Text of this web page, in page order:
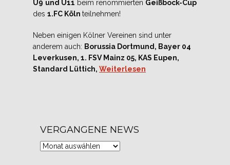
U9 und U11 beim renommierten Geißbock-Cup
des 1.FC Köln teilnehmen!
Neben einigen Kölner Vereinen sind unter
anderem auch: Borussia Dortmund, Bayer 04
Leverkusen, 1. FSV Mainz 05, KAS Eupen,
Standard Lüttich, Weiterlesen
VERGANGENE NEWS
Vergangene